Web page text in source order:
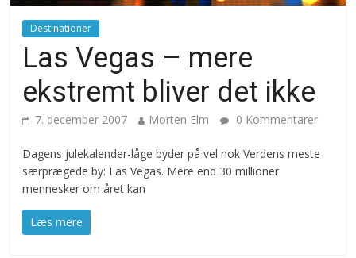
Destinationer
Las Vegas – mere
ekstremt bliver det ikke
7. december 2007 Morten Elm 0 Kommentarer
Dagens julekalender-låge byder på vel nok Verdens meste
særprægede by: Las Vegas. Mere end 30 millioner
mennesker om året kan
Læs mere